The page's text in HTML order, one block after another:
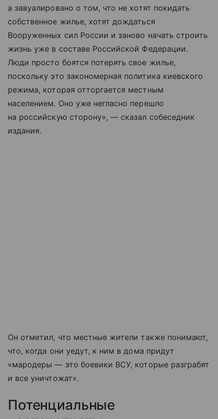
а завуалировано о том, что не хотят покидать
собственное жилье, хотят дождаться
Вооруженных сил России и заново начать строить
жизнь уже в составе Российской Федерации.
Люди просто боятся потерять свое жилье,
поскольку это закономерная политика киевского
режима, которая отторгается местным
населением. Оно уже негласно перешло
на российскую сторону», — сказал собеседник
издания.
Он отметил, что местные жители также понимают,
что, когда они уедут, к ним в дома придут
«мародеры — это боевики ВСУ, которые разграбят
и все уничтожат».
Потенциальные